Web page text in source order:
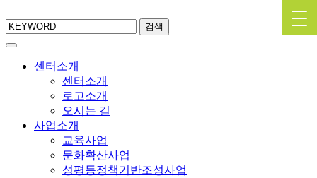
검색
센터소개
센터소개
로고소개
오시는 길
사업소개
교육사업
문화확산사업
성평등정책기반조성사업